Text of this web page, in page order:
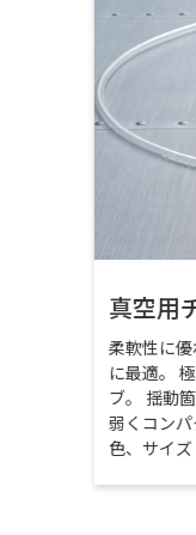
真空用
柔軟性に
に最適。
ブ。 揺動
弱くコン
色、サイズ